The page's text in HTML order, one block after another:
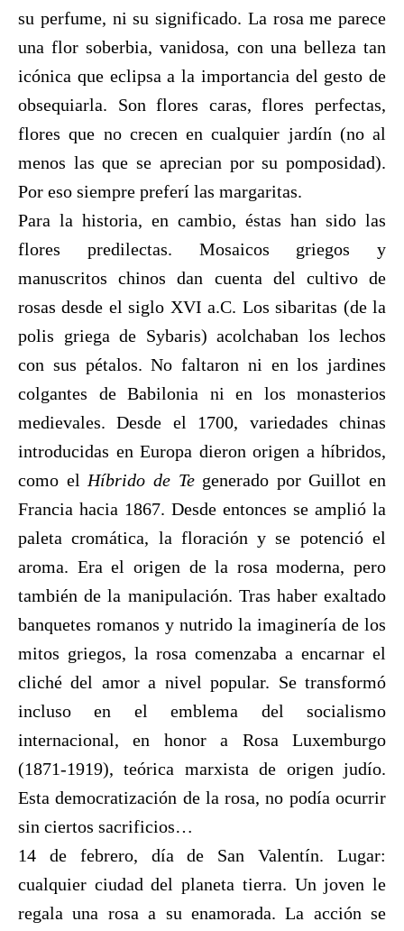
su perfume, ni su significado. La rosa me parece
una flor soberbia, vanidosa, con una belleza tan
icónica que eclipsa a la importancia del gesto de
obsequiarla. Son flores caras, flores perfectas,
flores que no crecen en cualquier jardín (no al
menos las que se aprecian por su pomposidad).
Por eso siempre preferí las margaritas.
Para la historia, en cambio, éstas han sido las
flores predilectas. Mosaicos griegos y
manuscritos chinos dan cuenta del cultivo de
rosas desde el siglo XVI a.C. Los sibaritas (de la
polis griega de Sybaris) acolchaban los lechos
con sus pétalos. No faltaron ni en los jardines
colgantes de Babilonia ni en los monasterios
medievales. Desde el 1700, variedades chinas
introducidas en Europa dieron origen a híbridos,
como el Híbrido de Te generado por Guillot en
Francia hacia 1867. Desde entonces se amplió la
paleta cromática, la floración y se potenció el
aroma. Era el origen de la rosa moderna, pero
también de la manipulación. Tras haber exaltado
banquetes romanos y nutrido la imaginería de los
mitos griegos, la rosa comenzaba a encarnar el
cliché del amor a nivel popular. Se transformó
incluso en el emblema del socialismo
internacional, en honor a Rosa Luxemburgo
(1871-1919), teórica marxista de origen judío.
Esta democratización de la rosa, no podía ocurrir
sin ciertos sacrificios…
14 de febrero, día de San Valentín. Lugar:
cualquier ciudad del planeta tierra. Un joven le
regala una rosa a su enamorada. La acción se